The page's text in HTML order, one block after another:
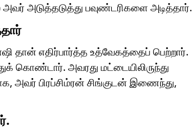
அடுத்தடுத்து பவுண்டரிகளை அடித்தார்.
தான் எதிர்பார்த்த உத்வேகத்தைப் பெற்றார்.
அவரது மட்டையிலிருந்து
அவர் பிரப்சிம்ரன் சிங்குடன் இணைந்து,